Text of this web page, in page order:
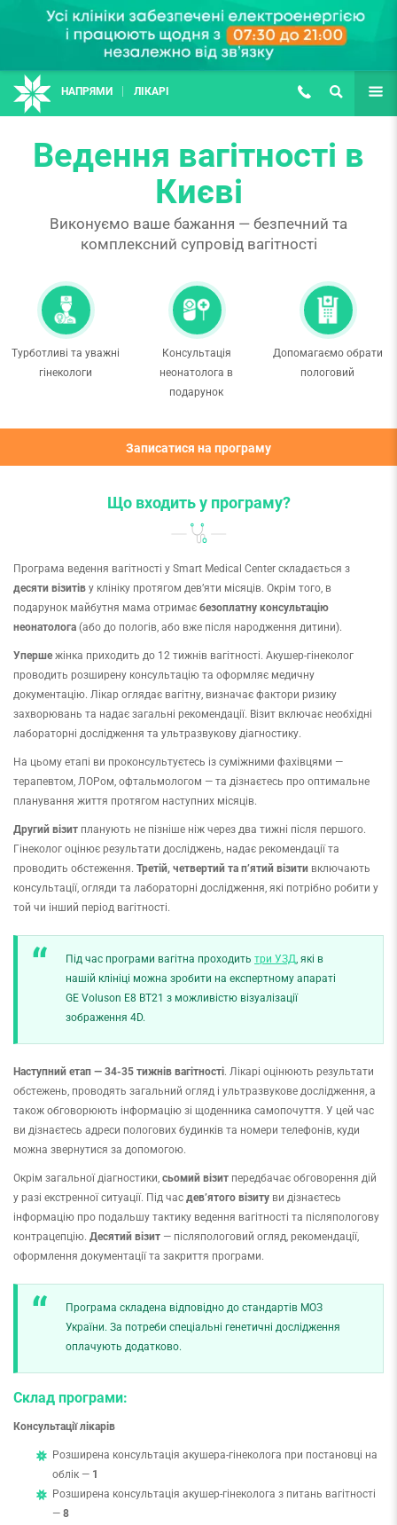
НАПРЯМИ ЛІКАРІ (067) 127-03-03
ПОШУК ЩЕ
Ведення вагітності в
Києві
Виконуємо ваше бажання — безпечний та
комплексний супровід вагітності
Турботливі та уважні
гінекологи
Консультація
неонатолога в
подарунок
Допомагаємо обрати
пологовий
Записатися на програму
Що входить у програму?
Програма ведення вагітності у Smart Medical Center складається з
десяти візитів у клініку протягом дев’яти місяців. Окрім того, в
подарунок майбутня мама отримає безоплатну консультацію
неонатолога (або до пологів, або вже після народження дитини).
Упершежінка приходить до 12 тижнів вагітності. Акушер-гінеколог
проводить розширену консультацію та оформляє медичну
документацію. Лікар оглядає вагітну, визначає фактори ризику
захворювань та надає загальні рекомендації. Візит включає необхідні
лабораторні дослідження та ультразвукову діагностику.
На цьому етапі ви проконсультуєтесь із суміжними фахівцями —
терапевтом, ЛОРом, офтальмологом — та дізнаєтесь про оптимальне
планування життя протягом наступних місяців.
Другий візит планують не пізніше ніж через два тижні після першого.
Гінеколог оцінює результати досліджень, надає рекомендації та
проводить обстеження. Третій, четвертий та п’ятий візити включають
консультації, огляди та лабораторні дослідження, які потрібно робити у
той чи інший період вагітності.
Під час програми вагітна проходить три УЗД , які в
нашій клініці можна зробити на експертному апараті
GE Voluson E8 BT21 з можливістю візуалізації
зображення 4D.
Наступний етап — 34-35 тижнів вагітності. Лікарі оцінюють результати
обстежень, проводять загальний огляд і ультразвукове дослідження, а
також обговорюють інформацію зі щоденника самопочуття. У цей час
ви дізнаєтесь адреси пологових будинків та номери телефонів, куди
можна звернутися за допомогою.
Окрім загальної діагностики, сьомий візит передбачає обговорення дій
у разі екстренної ситуації. Під час дев’ятого візиту ви дізнаєтесь
інформацію про подальшу тактику ведення вагітності та післяпологову
контрацепцію. Десятий візит — післяпологовий огляд, рекомендації,
оформлення документації та закриття програми.
Програма складена відповідно до стандартів МОЗ
України. За потреби спеціальні генетичні дослідження
оплачують додатково.
Склад програми:
Консультації лікарів
Розширена консультація акушера-гінеколога при постановці на
облік — 1
Розширена консультація акушер-гінеколога з питань вагітності
— 8